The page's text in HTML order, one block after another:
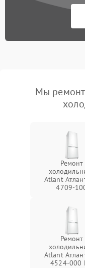
Мы
Ремонт
Atlant
4709-
Ремонт
Atlant
4524-000